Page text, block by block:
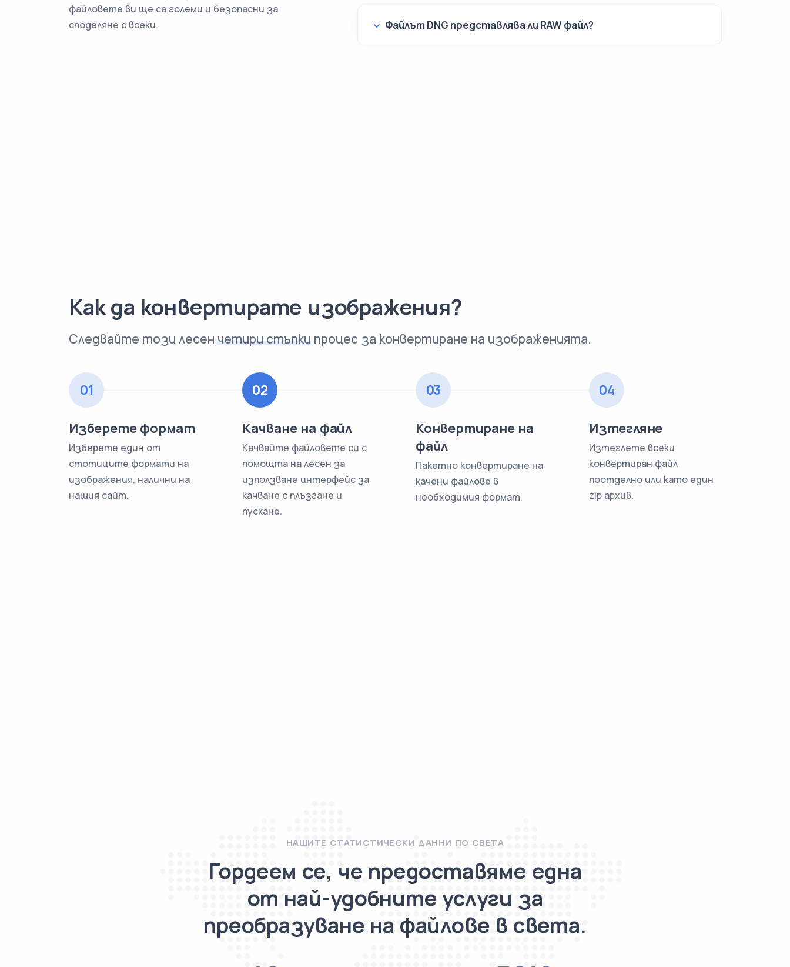
файловете ви ще са големи и безопасни за
споделяне с всеки.
Файлът DNG представлява ли RAW файл?
Как да конвертирате изображения?
Следвайте този лесенчетири стъпкипроцес за конвертиране на изображенията.
01
Изберете формат
Изберете един от
стотиците формати на
изображения, налични на
нашия сайт.
02
Качване на файл
Качвайте файловете си с
помощта на лесен за
използване интерфейс за
качване с плъзгане и
пускане.
03
Конвертиране на
файл
Пакетно конвертиране на
качени файлове в
необходимия формат.
04
Изтегляне
Изтеглете всеки
конвертиран файл
поотделно или като един
zip архив.
НАШИТЕ СТАТИСТИЧЕСКИ ДАННИ ПО СВЕТА
Гордеем се, че предоставяме една
от най-удобните услуги за
преобразуване на файлове в света.